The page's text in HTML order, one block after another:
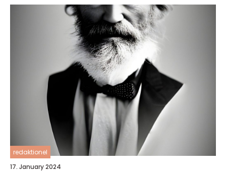
redaktionel
17. January 2024